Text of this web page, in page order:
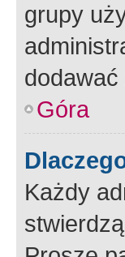
grupy
dodawać
Góra
Każdy